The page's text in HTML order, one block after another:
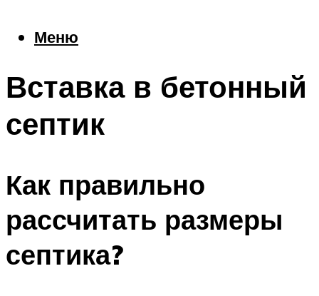
Меню
Вставка в бетонный
септик
Как правильно
рассчитать размеры
септика?